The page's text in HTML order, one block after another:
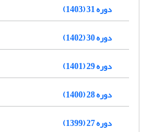
دوره 31 (1403)
دوره 30 (1402)
دوره 29 (1401)
دوره 28 (1400)
دوره 27 (1399)